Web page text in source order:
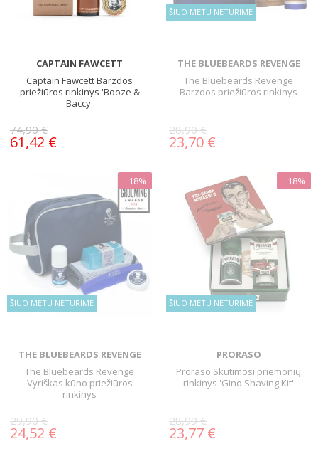
CAPTAIN FAWCETT
Captain Fawcett Barzdos
priežiūros rinkinys 'Booze &
Baccy'
74,90 €
61,42 €
ŠIUO METU NETURIME
THE BLUEBEARDS REVENGE
The Bluebeards Revenge
Barzdos priežiūros rinkinys
28,90 €
23,70 €
ŠIUO METU NETURIME
−18%
THE BLUEBEARDS REVENGE
The Bluebeards Revenge
Vyriškas kūno priežiūros
rinkinys
29,90 €
24,52 €
ŠIUO METU NETURIME
−18%
PRORASO
Proraso Skutimosi priemonių
rinkinys 'Gino Shaving Kit'
28,99 €
23,77 €